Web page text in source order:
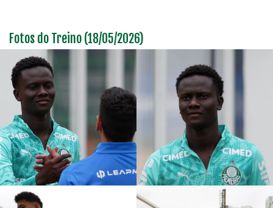
Fotos do Treino (18/05/2026)